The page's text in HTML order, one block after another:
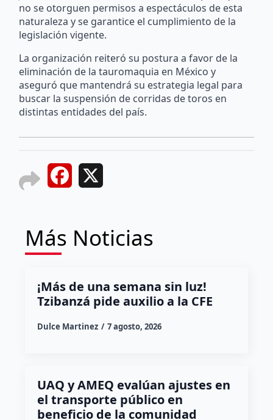
no se otorguen permisos a espectáculos de esta
naturaleza y se garantice el cumplimiento de la
legislación vigente.
La organización reiteró su postura a favor de la
eliminación de la tauromaquia en México y
aseguró que mantendrá su estrategia legal para
buscar la suspensión de corridas de toros en
distintas entidades del país.
Facebook
Más Noticias
¡Más de una semana sin luz!
Tzibanzá pide auxilio a la CFE
Dulce Martinez 7 agosto, 2026
UAQ y AMEQ evalúan ajustes en
el transporte público en
beneficio de la comunidad